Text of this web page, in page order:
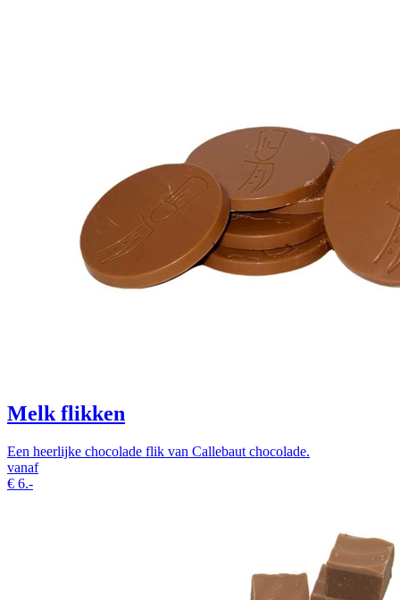
Melk flikken
Een heerlijke chocolade flik van Callebaut chocolade.
vanaf
€ 6.-